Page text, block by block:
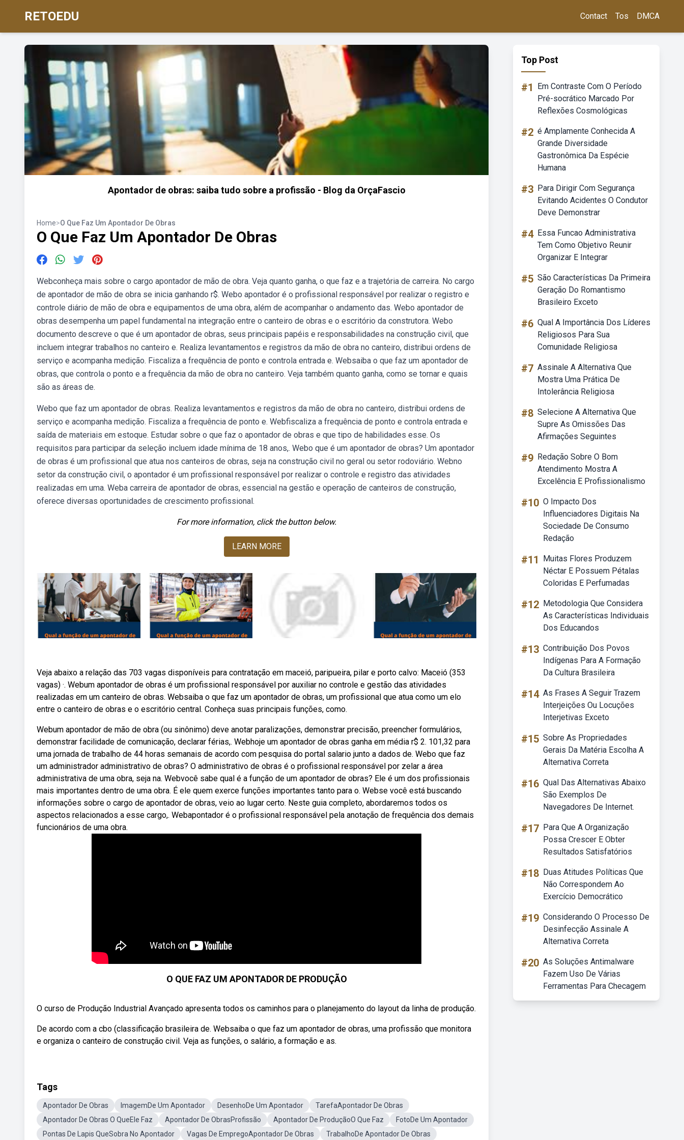
RETOEDU Contact Tos DMCA
Apontador de obras: saiba tudo sobre a profissão - Blog da OrçaFascio
Home>O Que Faz Um Apontador De Obras
O Que Faz Um Apontador De Obras
Webconheça mais sobre o cargo apontador de mão de obra. Veja quanto ganha, o que faz e a trajetória de carreira. No cargo
de apontador de mão de obra se inicia ganhando r$. Webo apontador é o profissional responsável por realizar o registro e
controle diário de mão de obra e equipamentos de uma obra, além de acompanhar o andamento das. Webo apontador de
obras desempenha um papel fundamental na integração entre o canteiro de obras e o escritório da construtora. Webo
documento descreve o que é um apontador de obras, seus principais papéis e responsabilidades na construção civil, que
incluem integrar trabalhos no canteiro e. Realiza levantamentos e registros da mão de obra no canteiro, distribui ordens de
serviço e acompanha medição. Fiscaliza a frequência de ponto e controla entrada e. Websaiba o que faz um apontador de
obras, que controla o ponto e a frequência da mão de obra no canteiro. Veja também quanto ganha, como se tornar e quais
são as áreas de.
Webo que faz um apontador de obras. Realiza levantamentos e registros da mão de obra no canteiro, distribui ordens de
serviço e acompanha medição. Fiscaliza a frequência de ponto e. Webfiscaliza a frequência de ponto e controla entrada e
saída de materiais em estoque. Estudar sobre o que faz o apontador de obras e que tipo de habilidades esse. Os
requisitos para participar da seleção incluem idade mínima de 18 anos,. Webo que é um apontador de obras? Um apontador
de obras é um profissional que atua nos canteiros de obras, seja na construção civil no geral ou setor rodoviário. Webno
setor da construção civil, o apontador é um profissional responsável por realizar o controle e registro das atividades
realizadas em uma. Weba carreira de apontador de obras, essencial na gestão e operação de canteiros de construção,
oferece diversas oportunidades de crescimento profissional.
For more information, click the button below.
LEARN MORE
Veja abaixo a relação das 703 vagas disponíveis para contratação em maceió, paripueira, pilar e porto calvo: Maceió (353
vagas) ·. Webum apontador de obras é um profissional responsável por auxiliar no controle e gestão das atividades
realizadas em um canteiro de obras. Websaiba o que faz um apontador de obras, um profissional que atua como um elo
entre o canteiro de obras e o escritório central. Conheça suas principais funções, como.
Webum apontador de mão de obra (ou sinônimo) deve anotar paralizações, demonstrar precisão, preencher formulários,
demonstrar facilidade de comunicação, declarar férias,. Webhoje um apontador de obras ganha em média r$ 2. 101,32 para
uma jornada de trabalho de 44 horas semanais de acordo com pesquisa do portal salario junto a dados de. Webo que faz
um administrador administrativo de obras? O administrativo de obras é o profissional responsável por zelar a área
administrativa de uma obra, seja na. Webvocê sabe qual é a função de um apontador de obras? Ele é um dos profissionais
mais importantes dentro de uma obra. É ele quem exerce funções importantes tanto para o. Webse você está buscando
informações sobre o cargo de apontador de obras, veio ao lugar certo. Neste guia completo, abordaremos todos os
aspectos relacionados a esse cargo,. Webapontador é o profissional responsável pela anotação de frequência dos demais
funcionários de uma obra.
O QUE FAZ UM APONTADOR DE PRODUÇÃO
O curso de Produção Industrial Avançado apresenta todos os caminhos para o planejamento do layout da linha de produção.
De acordo com a cbo (classificação brasileira de. Websaiba o que faz um apontador de obras, uma profissão que monitora
e organiza o canteiro de construção civil. Veja as funções, o salário, a formação e as.
Tags
Apontador De Obras ImagemDe Um Apontador DesenhoDe Um Apontador
TarefaApontador De Obras
Apontador De Obras O QueEle Faz
Apontador De ObrasProfissão Apontador De ProduçãoO Que Faz
FotoDe Um Apontador
Pontas De Lapis QueSobra No Apontador
Vagas De EmpregoApontador De Obras TrabalhoDe Apontador De Obras
Top Post
#1
Em Contraste Com O Período
Pré-socrático Marcado Por
Reflexões Cosmológicas
#2 é Amplamente Conhecida A
Grande Diversidade
Gastronômica Da Espécie
Humana
#3 Para Dirigir Com Segurança
Evitando Acidentes O Condutor
Deve Demonstrar
#4 Essa Funcao Administrativa
Tem Como Objetivo Reunir
Organizar E Integrar
#5 São Características Da Primeira
Geração Do Romantismo
Brasileiro Exceto
#6 Qual A Importância Dos Líderes
Religiosos Para Sua
Comunidade Religiosa
#7 Assinale A Alternativa Que
Mostra Uma Prática De
Intolerância Religiosa
#8 Selecione A Alternativa Que
Supre As Omissões Das
Afirmações Seguintes
#9 Redação Sobre O Bom
Atendimento Mostra A
Excelência E Profissionalismo
#10 O Impacto Dos
Influenciadores Digitais Na
Sociedade De Consumo
Redação
#11
Muitas Flores Produzem
Néctar E Possuem Pétalas
Coloridas E Perfumadas
#12 Metodologia Que Considera
As Características Individuais
Dos Educandos
#13 Contribuição Dos Povos
Indígenas Para A Formação
Da Cultura Brasileira
#14 As Frases A Seguir Trazem
Interjeições Ou Locuções
Interjetivas Exceto
#15 Sobre As Propriedades
Gerais Da Matéria Escolha A
Alternativa Correta
#16 Qual Das Alternativas Abaixo
São Exemplos De
Navegadores De Internet.
#17 Para Que A Organização
Possa Crescer E Obter
Resultados Satisfatórios
#18 Duas Atitudes Políticas Que
Não Correspondem Ao
Exercício Democrático
#19 Considerando O Processo De
Desinfecção Assinale A
Alternativa Correta
#20 As Soluções Antimalware
Fazem Uso De Várias
Ferramentas Para Checagem